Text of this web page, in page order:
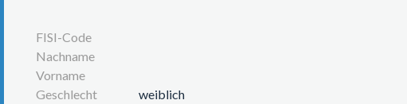
FISI-Code
Nachname
Vorname
Geschlecht
weiblich